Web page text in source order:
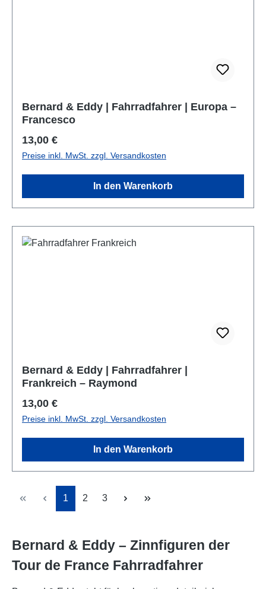
Bernard & Eddy | Fahrradfahrer | Europa –
Francesco
Regulärer Preis:
13,00 €
Preise inkl. MwSt. zzgl. Versandkosten
In den Warenkorb
Bernard & Eddy | Fahrradfahrer |
Frankreich – Raymond
Regulärer Preis:
13,00 €
Preise inkl. MwSt. zzgl. Versandkosten
In den Warenkorb
Seite
1 Seite
2 Seite
3
Bernard & Eddy – Zinnfiguren der
Tour de France Fahrradfahrer